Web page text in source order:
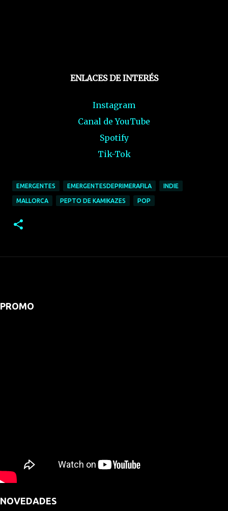
ENLACES DE INTERÉS
Instagram
Canal de YouTube
Spotify
Tik-Tok
EMERGENTES EMERGENTESDEPRIMERAFILA INDIE
MALLORCA PEPTO DE KAMIKAZES POP
PROMO
NOVEDADES